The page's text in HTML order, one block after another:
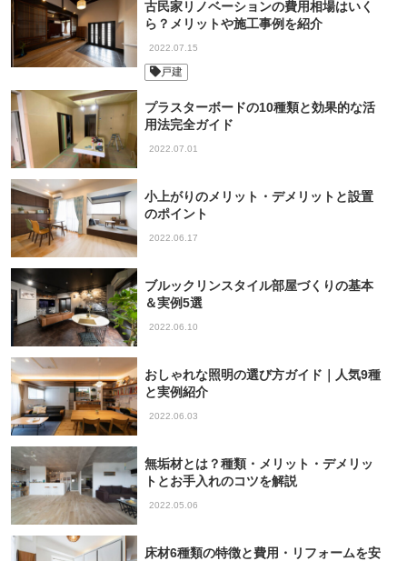
古民家リノベーションの費用相場はいく
ら？メリットや施工事例を紹介
2022.07.15
戸建
プラスターボードの10種類と効果的な活
用法完全ガイド
2022.07.01
小上がりのメリット・デメリットと設置
のポイント
2022.06.17
ブルックリンスタイル部屋づくりの基本
＆実例5選
2022.06.10
おしゃれな照明の選び方ガイド｜人気9種
と実例紹介
2022.06.03
無垢材とは？種類・メリット・デメリッ
トとお手入れのコツを解説
2022.05.06
床材6種類の特徴と費用・リフォームを安